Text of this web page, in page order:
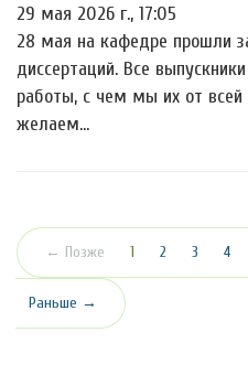
29 мая 2026 г., 17:05
28 мая на кафедре прошли
диссертаций. Все
работы, с чем мы их от
желаем…
← Позже 1 (текущая)
2 3 4
Раньше →